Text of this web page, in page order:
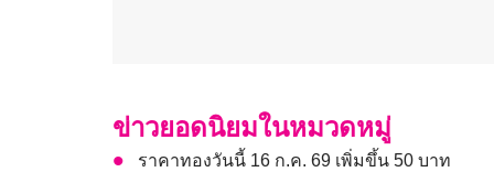
ข่าวยอดนิยมในหมวดหมู่
ราคาทองวันนี้ 16 ก.ค. 69 เพิ่มขึ้น 50 บาท